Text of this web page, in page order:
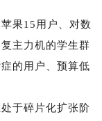
果15用户、对数
主力机的学生群
的用户、预算低
于碎片化扩张阶